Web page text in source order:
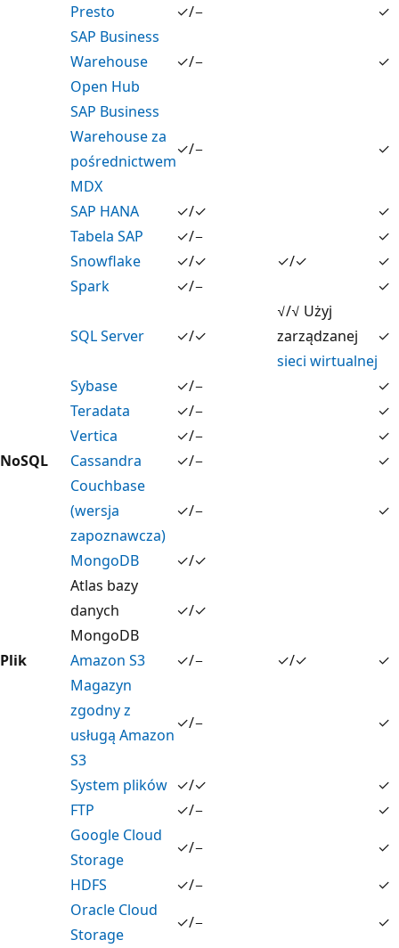
Presto ✓/−
✓
SAP Business
Warehouse
Open Hub
✓/− ✓
SAP Business
Warehouse za
pośrednictwem
MDX
✓/− ✓
SAP HANA ✓/✓
✓
Tabela SAP
✓/−
✓
Snowflake
✓/✓ ✓/✓
✓
Spark
✓/− ✓
SQL Server ✓/✓
√/√ Użyj
zarządzanej
sieci wirtualnej
✓
Sybase ✓/−
✓
Teradata
✓/−
✓
Vertica
✓/−
✓
NoSQL
Cassandra ✓/−
✓
Couchbase
(wersja
zapoznawcza)
✓/− ✓
MongoDB
✓/✓
Atlas bazy
danych
MongoDB
✓/✓
Plik Amazon S3 ✓/− ✓/✓
✓
Magazyn
zgodny z
usługą Amazon
S3
✓/− ✓
System plików ✓/✓
✓
FTP
✓/−
✓
Google Cloud
Storage
✓/−
✓
HDFS
✓/−
✓
Oracle Cloud
Storage
✓/−
✓